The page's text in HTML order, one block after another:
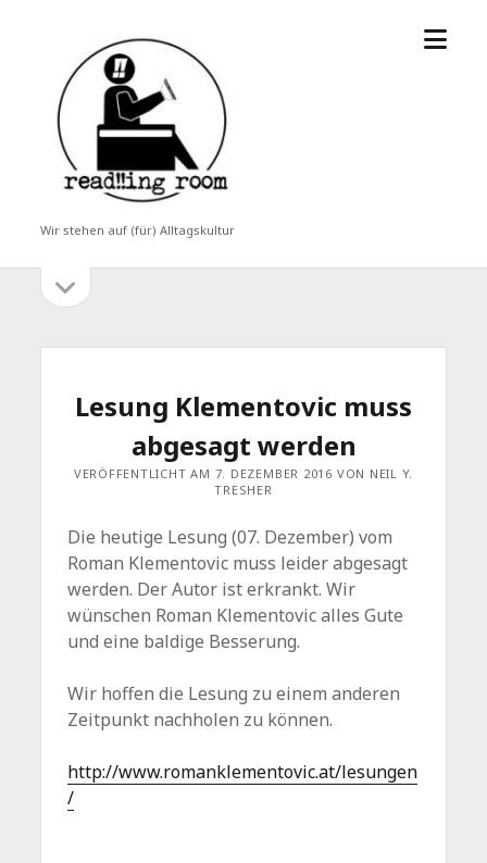
read!!ing
room
Wir stehen auf (für) Alltagskultur
Menü
Seitenleiste
öffnen
Lesung Klementovic muss
abgesagt werden
VERÖFFENTLICHT AM 7. DEZEMBER 2016 VON NEIL Y.
TRESHER
Die heutige Lesung (07. Dezember) vom
Roman Klementovic muss leider abgesagt
werden. Der Autor ist erkrankt. Wir
wünschen Roman Klementovic alles Gute
und eine baldige Besserung.
Wir hoffen die Lesung zu einem anderen
Zeitpunkt nachholen zu können.
http://www.romanklementovic.at/lesungen
/